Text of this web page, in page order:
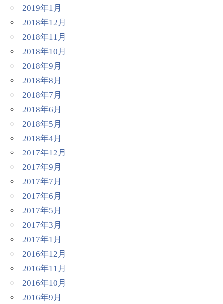
2019年1月
2018年12月
2018年11月
2018年10月
2018年9月
2018年8月
2018年7月
2018年6月
2018年5月
2018年4月
2017年12月
2017年9月
2017年7月
2017年6月
2017年5月
2017年3月
2017年1月
2016年12月
2016年11月
2016年10月
2016年9月